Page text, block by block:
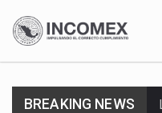
BREAKING NEWS